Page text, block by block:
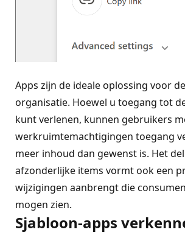
Apps zijn de ideale oplossing voor
organisatie. Hoewel u toegang tot
kunt verlenen, kunnen gebruikers
werkruimtemachtigingen toegang
meer inhoud dan gewenst is. Het
afzonderlijke items vormt ook een
wijzigingen aanbrengt die
mogen zien.
Sjabloon-apps